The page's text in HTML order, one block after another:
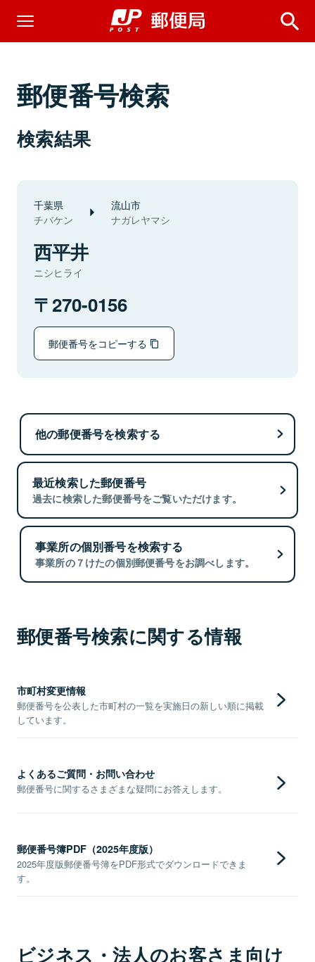
郵便番号検索
検索結果
千葉県
チバケン
流山市
ナガレヤマシ
西平井
ニシヒライ
270-0156
郵便番号をコピーする
他の郵便番号を検索する
最近検索した郵便番号
過去に検索した郵便番号をご覧いただけます。
事業所の個別番号を検索する
事業所の７けたの個別郵便番号をお調べします。
郵便番号検索に関する情報
市町村変更情報
郵便番号を公表した市町村の一覧を実施日の新しい順に掲載
しています。
よくあるご質問・お問い合わせ
郵便番号に関するさまざまな疑問にお答えします。
郵便番号簿PDF（2025年度版）
2025年度版郵便番号簿をPDF形式でダウンロードできま
す。
ビジネス・法人のお客さま向け